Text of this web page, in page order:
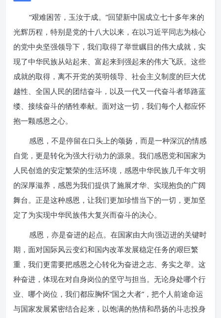
“艰难困苦，玉汝于成。”回望新中国成立七十多年来的
光辉历程，特别是党的十八大以来，在以习近平同志为核心
的党中央坚强领导下，我们取得了举世瞩目的伟大成就，实
现了中华民族从站起来、富起来到强起来的伟大飞跃。这些
成就的取得，离不开党的英明领导、社会主义制度的巨大优
越性、全国人民的团结奋斗，以及一代又一代奋斗者筚路蓝
缕、接续奋斗的牺牲奉献。面对这一切，我们每个人都应怀
抱一颗感恩之心。
感恩，不是停留在口头上的颂扬，而是一种深沉的情感
自觉，更是转化为强大行动力的源泉。我们感恩党和国家为
人民创造的安定繁荣的生活环境，感恩中华民族几千年文明
的深厚滋养，感恩为我们提供了施展才华、实现抱负的广阔
舞台。正是这种感恩，让我们更加珍惜当下的一切，更加坚
定了为实现中华民族伟大复兴而奋斗的决心。
感恩，亦是奋进的起点。在国家由大向强迈进的关键时
期，面对国际风云变幻和国内改革发展稳定任务的艰巨繁
重，我们更需要把感恩之心转化为奋进之志、务实之举。这
种奋进，体现在对自身岗位的坚守与担当。无论身处哪个行
业、哪个岗位，我们都应胸怀“国之大者”，把个人前途命运
与国家发展紧密结合起来，以饱满的热情和昂扬的斗志投身